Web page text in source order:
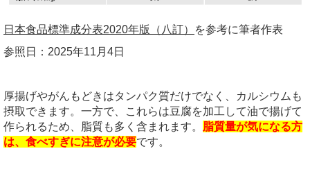
日本食品標準成分表2020年版（八訂）
を参考に筆者作表
参照日： 2025年11 月 4日
厚揚げやがんもどきはタンパク質だけでなく、カルシウムも
摂取できます。一方で、これらは豆腐を加工して油で揚げて
作られるため、脂質も多く含まれます。 脂質量が気になる方
は、食べすぎに注意が必要です。